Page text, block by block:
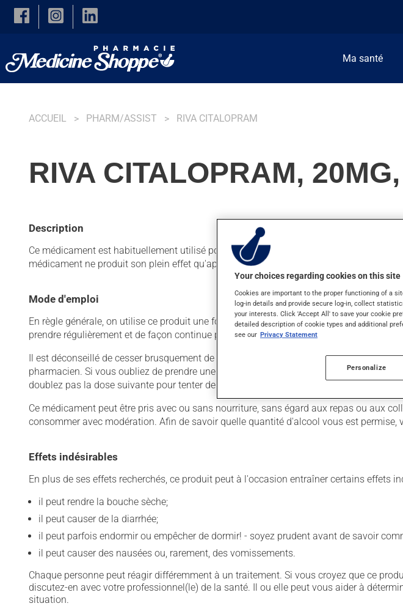
Skip to main content
Ma santé
ACCUEIL PHARM/ASSIST RIVA CITALOPRAM
RIVA CITALOPRAM,
Description
Ce médicament est habituellement utilisé pour la dépression. On l'emploie aussi
médicament ne produit son plein effet qu'après quelques semaines.
Mode d'emploi
En règle générale, on utilise ce produit une fois par jour. Il est possible que votre
prendre régulièrement et de façon continue pour maintenir ses effets bénéfiques.
Il est déconseillé de cesser brusquement de prendre ce produit, surtout s'il a été
pharmacien. Si vous oubliez de prendre une dose, prenez-la dès que vous y pensez.
doublez pas la dose suivante pour tenter de vous rattraper.
Ce médicament peut être pris avec ou sans nourriture, sans égard aux repas ou aux
consommer avec modération. Afin de savoir quelle quantité d'alcool vous est
Effets indésirables
En plus de ses effets recherchés, ce produit peut à l'occasion entraîner certains effets
il peut rendre la bouche sèche;
il peut causer de la diarrhée;
il peut parfois endormir ou empêcher de dormir! - soyez prudent avant de savoir
il peut causer des nausées ou, rarement, des vomissements.
Chaque personne peut réagir différemment à un traitement. Si vous croyez que ce
discutez-en avec votre professionnel(le) de la santé. Il ou elle peut vous aider à
situation.
Your choices regarding cookies on this site
Cookies are important to the proper functioning of a
log-in details and provide secure log-in, collect
your interests. Click 'Accept All' to save your cookie
detailed description of cookie types and additional
see our Privacy Statement
Personalize